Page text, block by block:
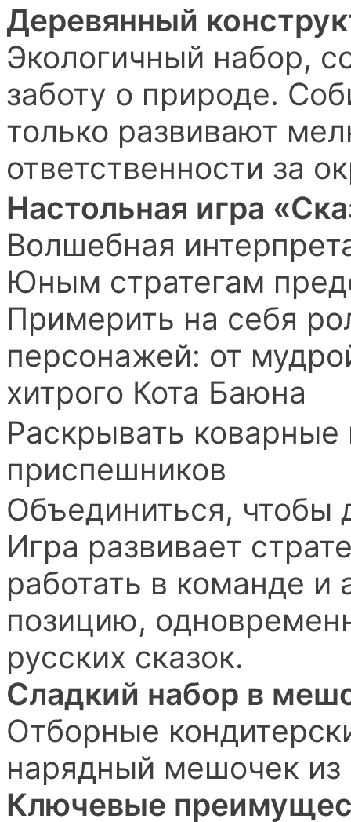
Деревянный
Экологичный набор,
заботу о природе.
только развивают
ответственности за
Настольная игра
Волшебная
Юным стратегам
Примерить на себя
персонажей: от
хитрого Кота Баюна
Раскрывать
приспешников
Объединиться, чтобы
Игра развивает
работать в команде и
позицию,
русских сказок.
Сладкий набор в
Отборные
нарядный мешочек из
Ключевые